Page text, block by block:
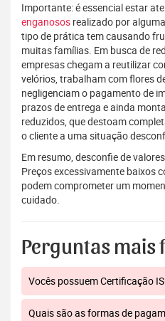
Importante: é essencial estar
enganosos realizado por
tipo de prática tem causando
muitas famílias. Em busca de
empresas chegam a reutilizar
velórios, trabalham com flores
negligenciam o pagamento de
prazos de entrega e ainda
reduzidos, que destoam
o cliente a uma situação
Em resumo, desconfie de
Preços excessivamente baixos
podem comprometer um
cuidado.
Perguntas mais
Vocês possuem Certificação
Quais são as formas de